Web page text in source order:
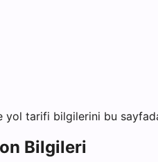
yol tarifi bilgilerini bu
Bilgileri